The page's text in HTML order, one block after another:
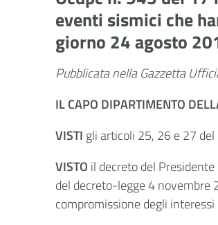
eventi sismici che
giorno 24 agosto
Pubblicata nella Gazzetta
IL CAPO DIPARTIMENTO
VISTI gli articoli 25, 26 e 27
VISTO il decreto del
del decreto-legge 4 novembre
compromissione degli